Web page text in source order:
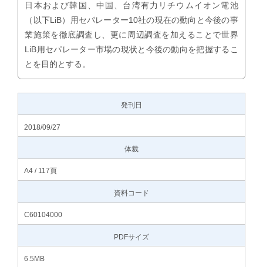
日本および韓国、中国、台湾有力リチウムイオン電池
（以下LiB）用セパレーター10社の現在の動向と今後の事
業施策を徹底調査し、更に周辺調査を加えることで世界
LiB用セパレーター市場の現状と今後の動向を把握するこ
とを目的とする。
発刊日
2018/09/27
体裁
A4 / 117頁
資料コード
C60104000
PDFサイズ
6.5MB